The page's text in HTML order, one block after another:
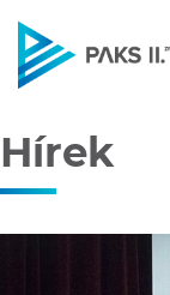
Hírek
Hírek